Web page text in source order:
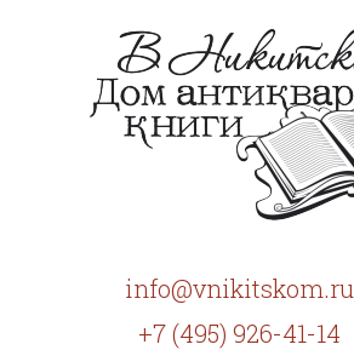
info@vnikitskom.ru
+7 (495) 926-41-14